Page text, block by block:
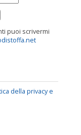
puoi scrivermi
della privacy e